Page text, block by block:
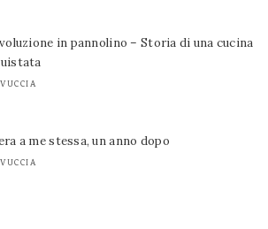
in pannolino – Storia di una cucina
a me stessa, un anno dopo